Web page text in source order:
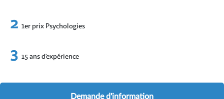
1er prix Psychologies
15 ans d’expérience
Demande d'information